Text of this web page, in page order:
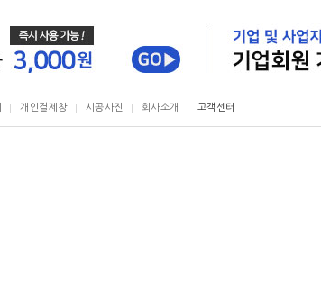
개인결제창 시공사진 회사소개 고객센터